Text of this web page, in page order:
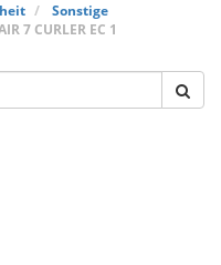
Sonstige
7 CURLER EC 1